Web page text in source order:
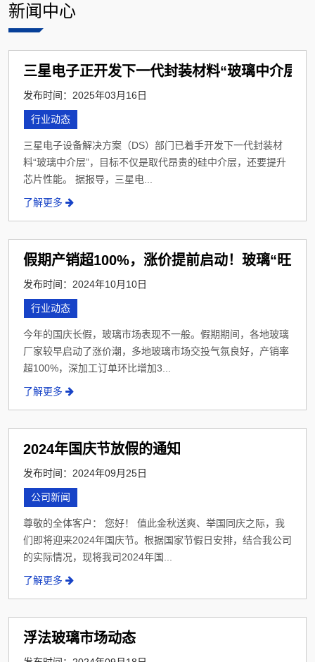
新闻中心
三星电子正开发下一代封装材料“玻璃中介层”
发布时间：2025年03月16日
行业动态
三星电子设备解决方案（DS）部门已着手开发下一代封装材
料“玻璃中介层”，目标不仅是取代昂贵的硅中介层，还要提升
芯片性能。 据报导，三星电...
了解更多
假期产销超100%，涨价提前启动！玻璃“旺火
发布时间：2024年10月10日
行业动态
今年的国庆长假，玻璃市场表现不一般。假期期间，各地玻璃
厂家较早启动了涨价潮，多地玻璃市场交投气氛良好，产销率
超100%，深加工订单环比增加3...
了解更多
2024年国庆节放假的通知
发布时间：2024年09月25日
公司新闻
尊敬的全体客户： 您好！ 值此金秋送爽、举国同庆之际，我
们即将迎来2024年国庆节。根据国家节假日安排，结合我公司
的实际情况，现将我司2024年国...
了解更多
浮法玻璃市场动态